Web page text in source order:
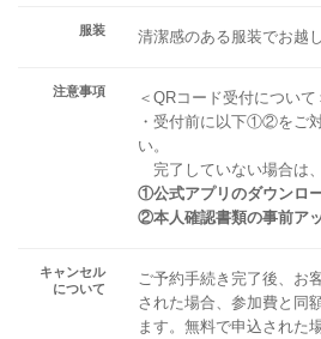
服装 清潔感のある服装でお越
注意事項
＜QRコード受付について
・受付前に以下①②をご
い。
完了していない場合は
①公式アプリのダウンロ
②本人確認書類の事前ア
キャンセル
について
ご予約手続き完了後、お
された場合、参加費と同
ます。無料で申込された